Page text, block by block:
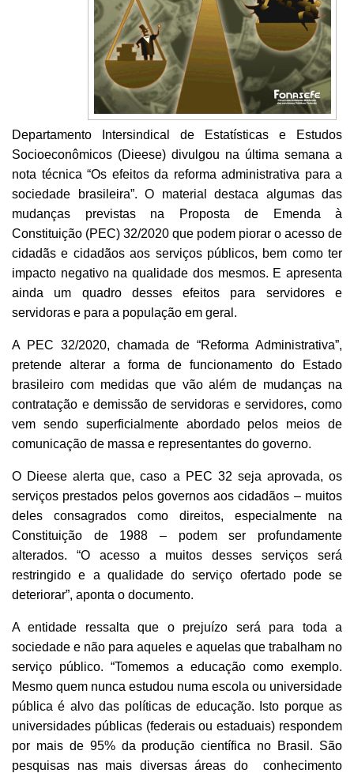
Departamento Intersindical de Estatísticas e Estudos
Socioeconômicos (Dieese) divulgou na última semana a
nota técnica “Os efeitos da reforma administrativa para a
sociedade brasileira”. O material destaca algumas das
mudanças previstas na Proposta de Emenda à
Constituição (PEC) 32/2020 que podem piorar o acesso de
cidadãs e cidadãos aos serviços públicos, bem como ter
impacto negativo na qualidade dos mesmos. E apresenta
ainda um quadro desses efeitos para servidores e
servidoras e para a população em geral.
A PEC 32/2020, chamada de “Reforma Administrativa”,
pretende alterar a forma de funcionamento do Estado
brasileiro com medidas que vão além de mudanças na
contratação e demissão de servidoras e servidores, como
vem sendo superficialmente abordado pelos meios de
comunicação de massa e representantes do governo.
O Dieese alerta que, caso a PEC 32 seja aprovada, os
serviços prestados pelos governos aos cidadãos – muitos
deles consagrados como direitos, especialmente na
Constituição de 1988 – podem ser profundamente
alterados. “O acesso a muitos desses serviços será
restringido e a qualidade do serviço ofertado pode se
deteriorar”, aponta o documento.
A entidade ressalta que o prejuízo será para toda a
sociedade e não para aqueles e aquelas que trabalham no
serviço público. “Tomemos a educação como exemplo.
Mesmo quem nunca estudou numa escola ou universidade
pública é alvo das políticas de educação. Isto porque as
universidades públicas (federais ou estaduais) respondem
por mais de 95% da produção científica no Brasil. São
pesquisas nas mais diversas áreas do conhecimento